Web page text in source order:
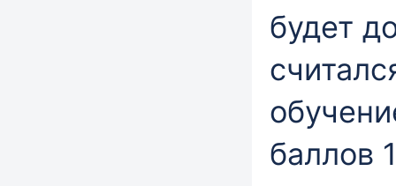
будет
баллов